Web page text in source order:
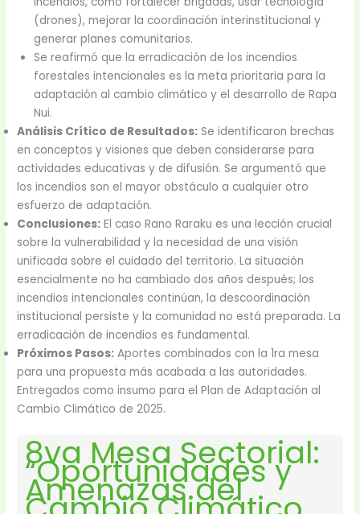
(drones), mejorar la coordinación interinstitucional y
generar planes comunitarios.
Se reafirmó que la erradicación de los incendios
forestales intencionales es la meta prioritaria para la
adaptación al cambio climático y el desarrollo de Rapa
Nui.
Análisis Crítico de Resultados: Se identificaron brechas
en conceptos y visiones que deben considerarse para
actividades educativas y de difusión. Se argumentó que
los incendios son el mayor obstáculo a cualquier otro
esfuerzo de adaptación.
Conclusiones: El caso Rano Raraku es una lección crucial
sobre la vulnerabilidad y la necesidad de una visión
unificada sobre el cuidado del territorio. La situación
esencialmente no ha cambiado dos años después; los
incendios intencionales continúan, la descoordinación
institucional persiste y la comunidad no está preparada. La
erradicación de incendios es fundamental.
Próximos Pasos: Aportes combinados con la 1ra mesa
para una propuesta más acabada a las autoridades.
Entregados como insumo para el Plan de Adaptación al
Cambio Climático de 2025.
8va Mesa Sectorial:
“Oportunidades y
Amenazas del